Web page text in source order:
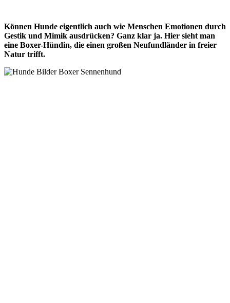
Können Hunde eigentlich auch wie Menschen Emotionen durch
Gestik und Mimik ausdrücken? Ganz klar ja. Hier sieht man
eine Boxer-Hündin, die einen großen Neufundländer in freier
Natur trifft.